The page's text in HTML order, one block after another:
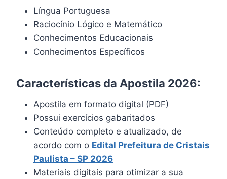
Língua Portuguesa
Raciocínio Lógico e Matemático
Conhecimentos Educacionais
Conhecimentos Específicos
Características da Apostila 2026:
Apostila em formato digital (PDF)
Possui exercícios gabaritados
Conteúdo completo e atualizado, de
acordo com o Edital Prefeitura de Cristais
Paulista – SP 2026
Materiais digitais para otimizar a sua